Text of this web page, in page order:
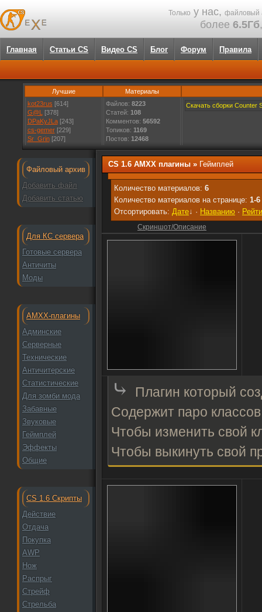
Только у нас, файловый
более 6.5Гб
Главная Статьи CS Видео CS Блог Форум Правила
Лучшие
kot23rus [614]
G@L
[378]
DPaKyJLa[243]
cs-gemer[229]
Sr_Grin[207]
Материалы
Файлов: 8223
Статей: 108
Комментов: 56592
Топиков: 1169
Постов: 12468
Скачать сборки Counter
Файловый архив
Добавить файл
Добавить статью
Для КС сервера
Готовые сервера
Античиты
Моды
AMXX-плагины
Админские
Серверные
Технические
Античитерские
Статистические
Для зомби мода
Забавные
Звуковые
Геймплей
Эффекты
Общие
CS 1.6 Скрипты
Действие
Отдача
Покупка
AWP
Нож
Распрыг
Стрейф
Стрельба
CS 1.6 AMXX плагины » Геймплей
Количество материалов: 6
Количество материалов на странице: 1-6
Отсортировать: Дате↓ · Названию ·
Скриншот/Описание
⤷
Плагин который
Содержит паро
Чтобы изменить свой
Чтобы выкинуть свой